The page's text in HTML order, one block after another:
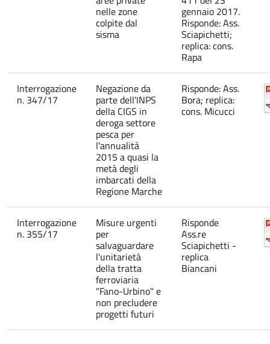
nelle zone
colpite dal
sisma
gennaio 2017.
Risponde: Ass.
Sciapichetti;
replica: cons.
Rapa
Interrogazione
n. 347/17
Negazione da
parte dell'INPS
della CIGS in
deroga settore
pesca per
l'annualità
2015 a quasi la
metà degli
imbarcati della
Regione Marche
Risponde: Ass.
Bora; replica:
cons. Micucci
Interrogazione
n. 355/17
Misure urgenti
per
salvaguardare
l'unitarietà
della tratta
ferroviaria
"Fano-Urbino" e
non precludere
progetti futuri
Risponde
Ass.re
Sciapichetti -
replica
Biancani